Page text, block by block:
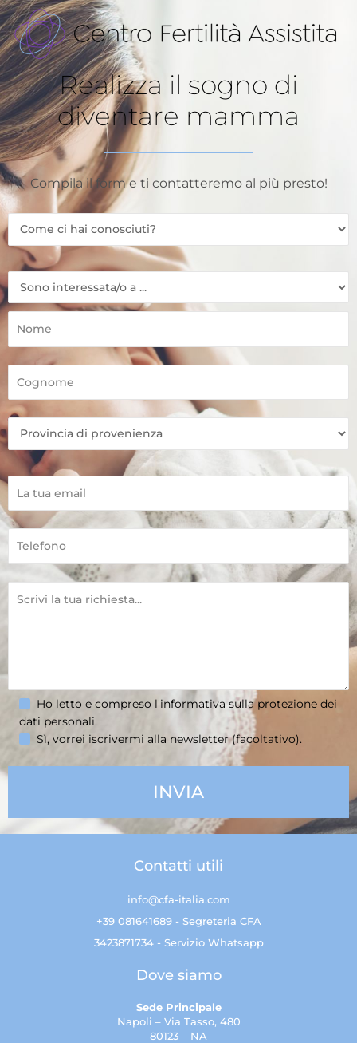
Realizza il sogno di
diventare mamma
Compila il form e ti contatteremo al più presto!
Ho letto e compreso l'informativa sullaprotezione dei
dati personali.
Sì, vorrei iscrivermi alla newsletter (facoltativo).
Contatti utili
info@cfa-italia.com
+39 081641689 - Segreteria CFA
3423871734 - Servizio Whatsapp
Dove siamo
Sede Principale
Napoli – Via Tasso, 480
80123 – NA